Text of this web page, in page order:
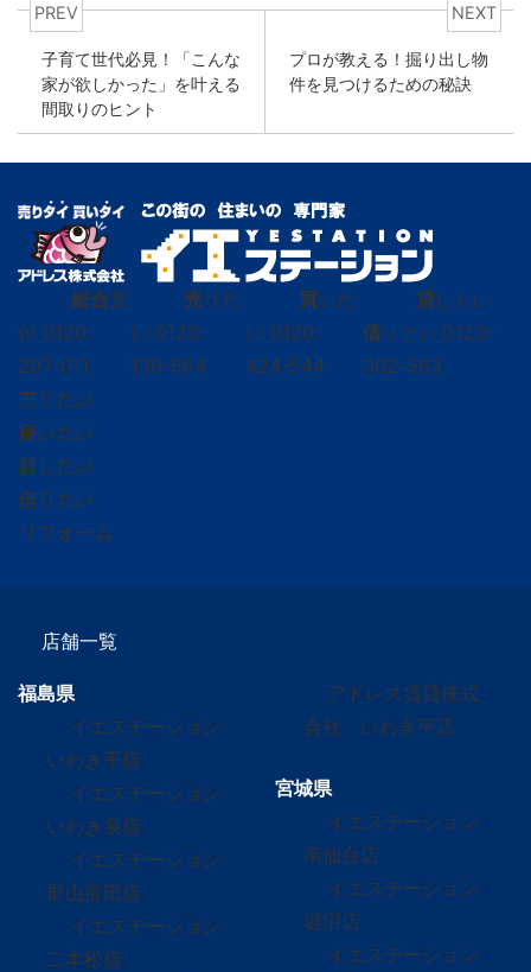
PREV
子育て世代必見！「こんな
家が欲しかった」を叶える
間取りのヒント
NEXT
プロが教える！掘り出し物
件を見つけるための秘訣
総合受
付 0120-
297-011
売りた
い 0120-
139-664
買いた
い 0120-
424-544
貸し たい
借り たい 0120-
302-563
売りたい
買いたい
貸したい
借りたい
リフォーム
店舗一覧
福島県
イエステーション
いわき平店
イエステーション
いわき泉店
イエステーション
郡山富田店
イエステーション
二本松店
アドレス賃貸株式
会社 いわき平店
宮城県
イエステーション
南仙台店
イエステーション
岩沼店
イエステーション